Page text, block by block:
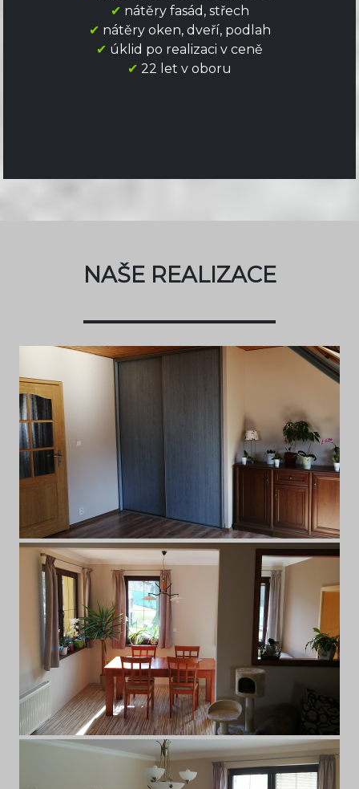
✔ nátěry fasád, střech
✔ nátěry oken, dveří, podlah
✔ úklid po realizaci v ceně
✔ 22 let v oboru
NAŠE REALIZACE